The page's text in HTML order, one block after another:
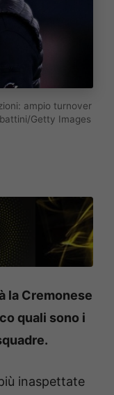
ampio turnover
Getty Images
la Cremonese
quali sono i
inaspettate